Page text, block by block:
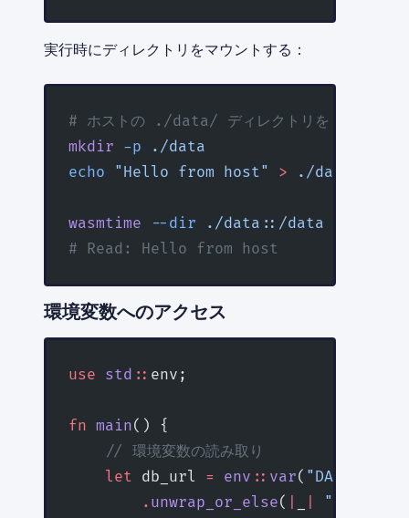
実行時にディレクトリをマウントする：
# ホストの ./data/ ディレクトリを /data と
mkdir -p ./data
echo "Hello from host" > ./data/
wasmtime --dir ./data::/data
# Read: Hello from host
環境変数へのアクセス
use std :: env;
fn main() {
    // 環境変数の読み取り
    let
db_url = env :: var(
        .
unwrap_or_else( "not set"